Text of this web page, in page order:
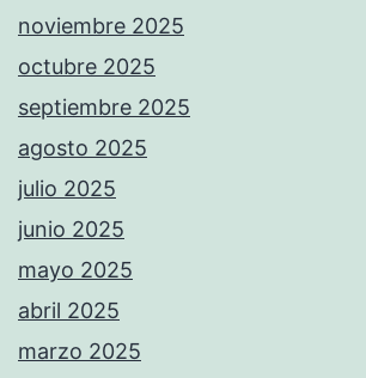
noviembre 2025
octubre 2025
septiembre 2025
agosto 2025
julio 2025
junio 2025
mayo 2025
abril 2025
marzo 2025